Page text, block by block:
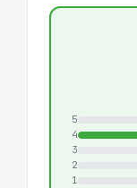
5
4
3
2
1